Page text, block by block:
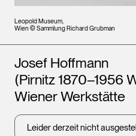
Leopold Museum,
Wien © Sammlung Richard Grubman
Künstler*innen
Josef Hoffmann
(Pirnitz 1870–1956
Wiener Werkstätte
Leider derzeit nicht